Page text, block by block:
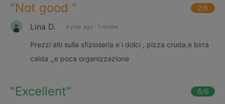
"Not good " 2/6
Lina D. a year ago · 1 review
Prezzi alti sulla sfizioseria e i dolci , pizza cruda,e birra
calda ,,e poca organizzazione
"Excellent" 6/6